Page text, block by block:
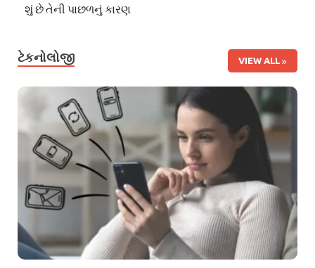
શું છે તેની પાછળનું કારણ
ટેકનોલોજી VIEW ALL